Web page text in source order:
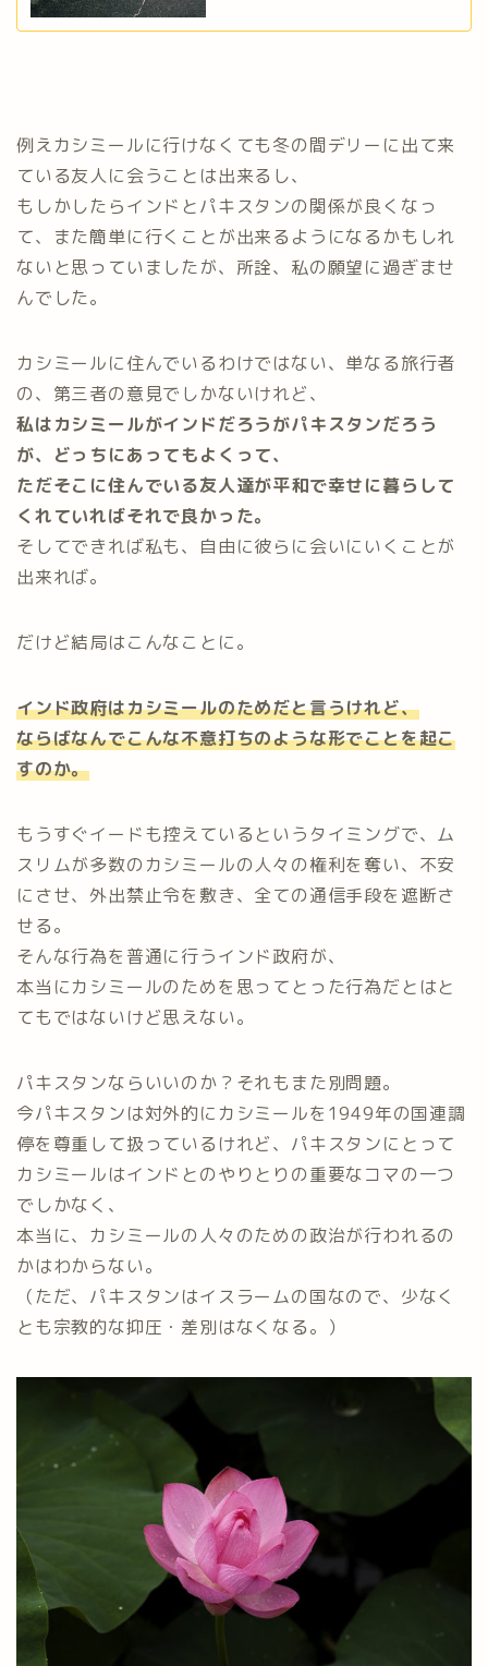
例えカシミールに行けなくても冬の間デリーに出て来
ている友人に会うことは出来るし、
もしかしたらインドとパキスタンの関係が良くなっ
て、また簡単に行くことが出来るようになるかもしれ
ないと思っていましたが、所詮、私の願望に過ぎませ
んでした。
カシミールに住んでいるわけではない、単なる旅行者
の、第三者の意見でしかないけれど、
私はカシミールがインドだろうがパキスタンだろう
が、どっちにあってもよくって、
ただそこに住んでいる友人達が平和で幸せに暮らして
くれていればそれで良かった。
そしてできれば私も、自由に彼らに会いにいくことが
出来れば。
だけど結局はこんなことに。
インド政府はカシミールのためだと言うけれど、
ならばなんでこんな不意打ちのような形でことを起こ
すのか。
もうすぐイードも控えているというタイミングで、ム
スリムが多数のカシミールの人々の権利を奪い、不安
にさせ、外出禁止令を敷き、全ての通信手段を遮断さ
せる。
そんな行為を普通に行うインド政府が、
本当にカシミールのためを思ってとった行為だとはと
てもではないけど思えない。
パキスタンならいいのか？それもまた別問題。
今パキスタンは対外的にカシミールを1949年の国連調
停を尊重して扱っているけれど、パキスタンにとって
カシミールはインドとのやりとりの重要なコマの一つ
でしかなく、
本当に、カシミールの人々のための政治が行われるの
かはわからない。
（ただ、パキスタンはイスラームの国なので、少なく
とも宗教的な抑圧・差別はなくなる。）